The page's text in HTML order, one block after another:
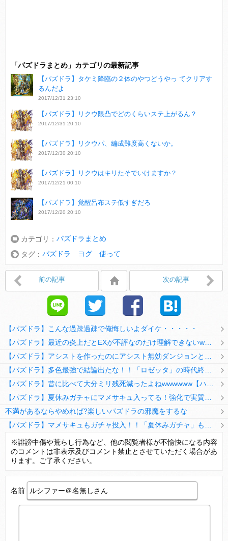
「パズドラまとめ」カテゴリの最新記事
【パズドラ】タケミ降臨の２体のやつどうやっ てクリアす
るんだよ
2017/12/31 23:10
【パズドラ】リクウ限凸でどのくらいステ上がるん？
2017/12/31 20:10
【パズドラ】リクウパ、編成難度高くないか。
2017/12/30 20:10
【パズドラ】リクウはキリたそでいけますか？
2017/12/21 00:10
【パズドラ】覚醒呂布ステ低すぎだろ
2017/12/20 20:10
カテゴリ： パズドラまとめ
タグ： パズドラ ヨグ 使って
前の記事 次の記事
【パズドラ】こんな過疎過疎で俺悔しいよダイケ・・・・・
不満があるならやめれば?楽しいパズドラの邪魔をするな
【パズドラ】TB・HEARTSの6人は全員分岐進化とアシスト2種あり！HEARTSエンジェルの進化いいな
変な所でセーブして詰んだゲーム、貴方にはありますか？
Powered by livedoor 相互RSS
※誹謗中傷や荒らし行為など、他の閲覧者様が不愉快になる内容
のコメントは非表示及びコメント禁止とさせていただく場合があ
ります。ご了承ください。
名前